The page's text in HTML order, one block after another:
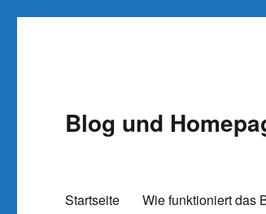
Blog und
Startseite Wie funktioniert das